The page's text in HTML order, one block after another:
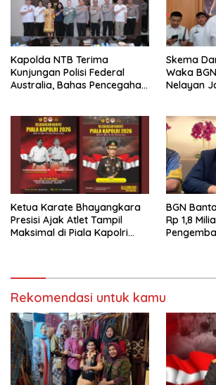
Kapolda NTB Terima
Kunjungan Polisi Federal
Australia, Bahas Pencegahan
Skema
Waka
Nelayan
Ketua Karate Bhayangkara
Presisi Ajak Atlet Tampil
Maksimal di Piala Kapolri
BGN
Rp 1,8
Rekomendasi untuk kamu